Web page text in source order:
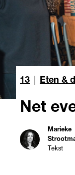
13 Eten &
Net
Marieke
Tekst